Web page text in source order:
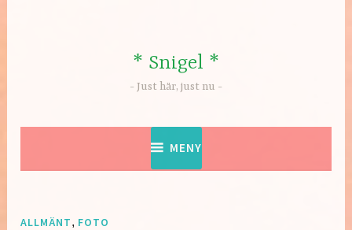
* Snigel *
Just här, just nu
MENY
ALLMÄNT, FOTO